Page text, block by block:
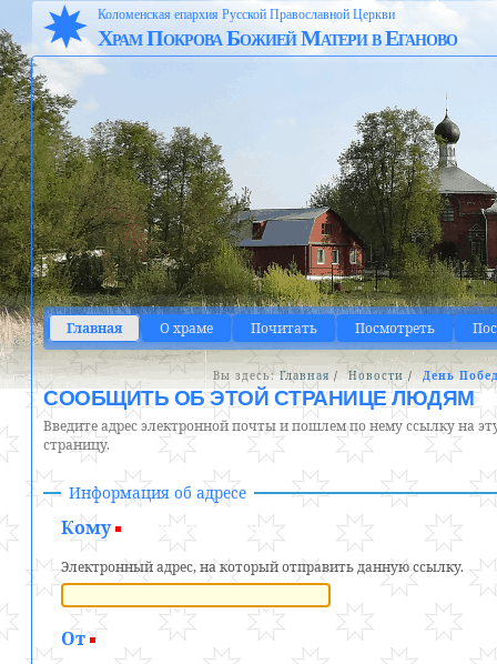
Коломенская епархия Русской Православной Церкви
Храм Покрова Божией Матери в Еганово
Главная О храме Почитать Посмотреть
Вы здесь: Главная /Новости /День
СООБЩИТЬ ОБ ЭТОЙ СТРАНИЦЕ ЛЮДЯМ
Введите адрес электронной почты и пошлем по нему ссылку на
страницу.
Информация об адресе
Кому (обязательно)
Электронный адрес, на который отправить данную ссылку.
От (обязательно)